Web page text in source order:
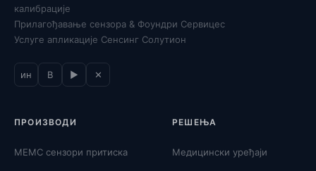
калибрације
Прилагођавање сензора & Фоундри Сервицес
Услуге апликације Сенсинг Солутион
ин В ▶ ✕
ПРОИЗВОДИ
МЕМС сензори притиска
РЕШЕЊА
Медицински уређаји